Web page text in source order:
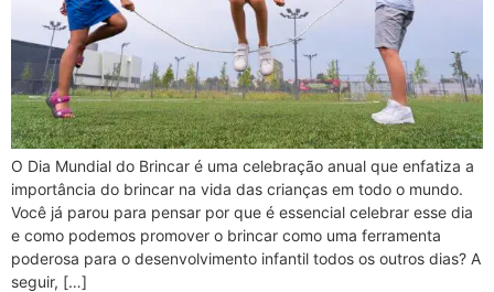
O Dia Mundial do Brincar é uma celebração anual que enfatiza a
importância do brincar na vida das crianças em todo o mundo.
Você já parou para pensar por que é essencial celebrar esse dia
e como podemos promover o brincar como uma ferramenta
poderosa para o desenvolvimento infantil todos os outros dias? A
seguir, […]